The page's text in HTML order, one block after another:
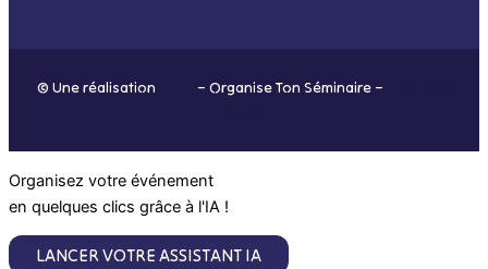
© Une réalisation – Organise Ton Séminaire –
Organisez votre événement
en quelques clics grâce à l'IA !
LANCER VOTRE ASSISTANT IA